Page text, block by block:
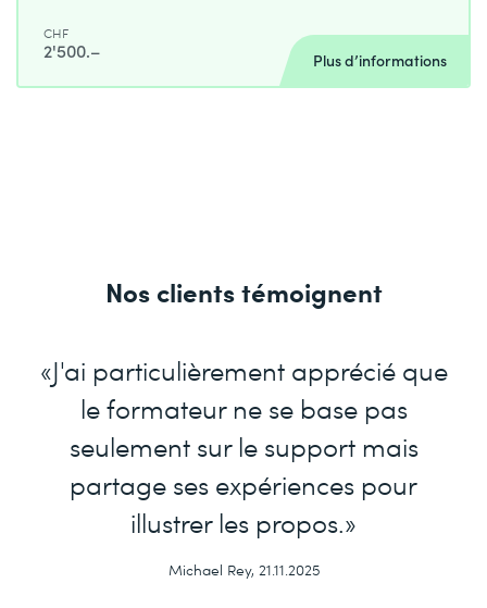
CHF
2'500.– Plus d’informations
Nos clients témoignent
«J'ai particulièrement apprécié que
le formateur ne se base pas
seulement sur le support mais
partage ses expériences pour
illustrer les propos.»
Michael Rey, 21.11.2025